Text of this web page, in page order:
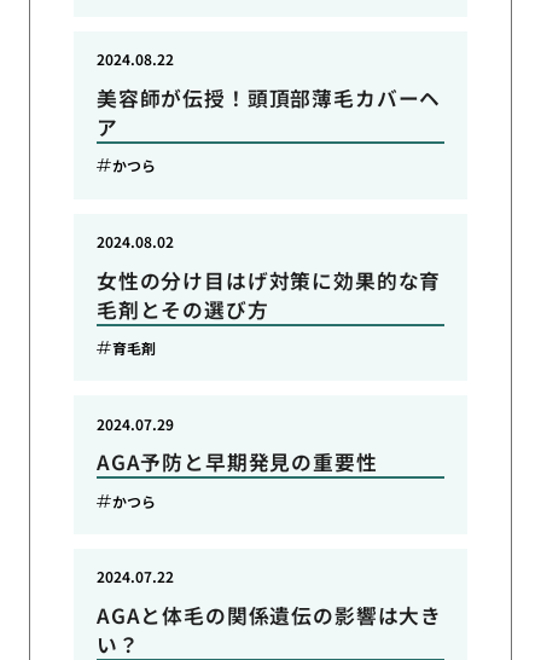
美容師が伝授！頭頂部薄毛カバーヘ
ア
2024.08.22
かつら
女性の分け目はげ対策に効果的な育
毛剤とその選び方
2024.08.02
育毛剤
AGA予防と早期発見の重要性
2024.07.29
かつら
AGAと体毛の関係遺伝の影響は大き
い？
2024.07.22